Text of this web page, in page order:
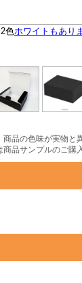
色ホワイトもあり
サイズ展開あり
開封時イメージ
品の色味が実物と
品サンプルのご購